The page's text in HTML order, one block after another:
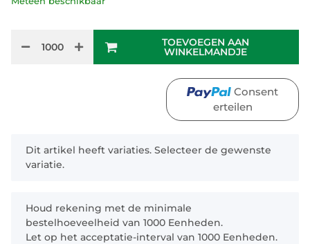
TOEVOEGEN AAN
WINKELMANDJE
Consent
erteilen
x
Dit artikel heeft variaties. Selecteer de gewenste
variatie.
x
Houd rekening met de minimale
bestelhoeveelheid van 1000 Eenheden.
Let op het acceptatie-interval van 1000 Eenheden.